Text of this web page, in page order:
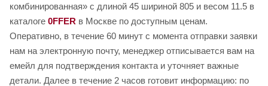
комбинированная» с длиной 45 шириной 805 и весом 11.5 в
каталоге 0FFER в Москве по доступным ценам.
Оперативно, в течение 60 минут с момента отправки заявки
нам на электронную почту, менеджер отписывается вам на
емейл для подтверждения контакта и уточняет важные
детали. Далее в течение 2 часов готовит информацию: по